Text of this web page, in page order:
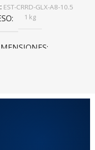
EST-CRRD-GLX-A8-10.5
1 kg